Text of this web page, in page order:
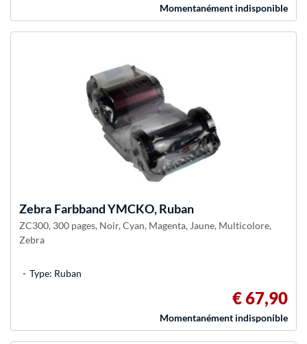
Momentanément indisponible
Zebra Farbband YMCKO, Ruban
ZC300, 300 pages, Noir, Cyan, Magenta, Jaune, Multicolore,
Zebra
Type: Ruban
€ 67,90
Momentanément indisponible